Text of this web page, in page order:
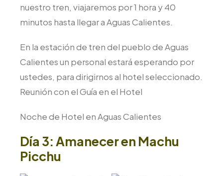
nuestro tren, viajaremos por 1 hora y 40
minutos hasta llegar a Aguas Calientes.
En la estación de tren del pueblo de Aguas
Calientes un personal estará esperando por
ustedes, para dirigirnos al hotel seleccionado.
Reunión con el Guía en el Hotel
Noche de Hotel en Aguas Calientes
Día 3: Amanecer en Machu
Picchu